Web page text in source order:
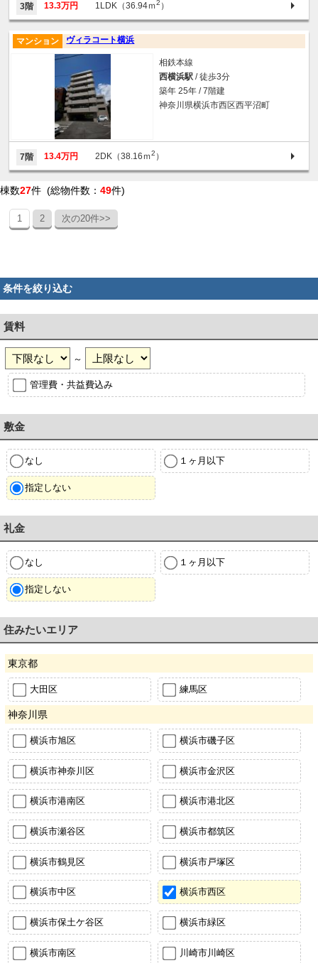
3階 13.3万円 1LDK（36.94ｍ2 ）
ヴィラコート横浜
マンション
相鉄本線
西横浜駅 / 徒歩3分
築年 25年 / 7階建
神奈川県横浜市西区西平沼町
7階 13.4万円 2DK（38.16ｍ2 ）
棟数27件 (総物件数： 49件)
1 2 次の20件>>
条件を絞り込む
賃料
～
管理費・共益費込み
敷金
なし １ヶ月以下
指定しない
礼金
なし １ヶ月以下
指定しない
住みたいエリア
東京都
大田区 練馬区
神奈川県
横浜市旭区 横浜市磯子区
横浜市神奈川区 横浜市金沢区
横浜市港南区 横浜市港北区
横浜市瀬谷区 横浜市都筑区
横浜市鶴見区 横浜市戸塚区
横浜市中区 横浜市西区
横浜市保土ケ谷区 横浜市緑区
横浜市南区 川崎市川崎区